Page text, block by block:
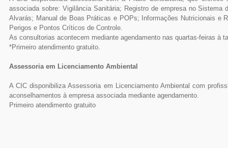
associada sobre: Vigilância Sanitária; Registro de empresa no Sistema
Alvarás; Manual de Boas Práticas e POPs; Informações Nutricionais e
Perigos e Pontos Críticos de Controle.
As consultorias acontecem mediante agendamento nas quartas-feiras à
*Primeiro atendimento gratuito.
Assessoria em Licenciamento Ambiental
A CIC disponibiliza Assessoria em Licenciamento Ambiental com
aconselhamentos à empresa associada mediante agendamento.
Primeiro atendimento gratuito